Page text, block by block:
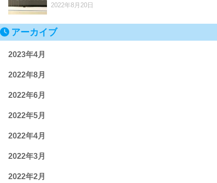
2022年8月20日
アーカイブ
2023年4月
2022年8月
2022年6月
2022年5月
2022年4月
2022年3月
2022年2月